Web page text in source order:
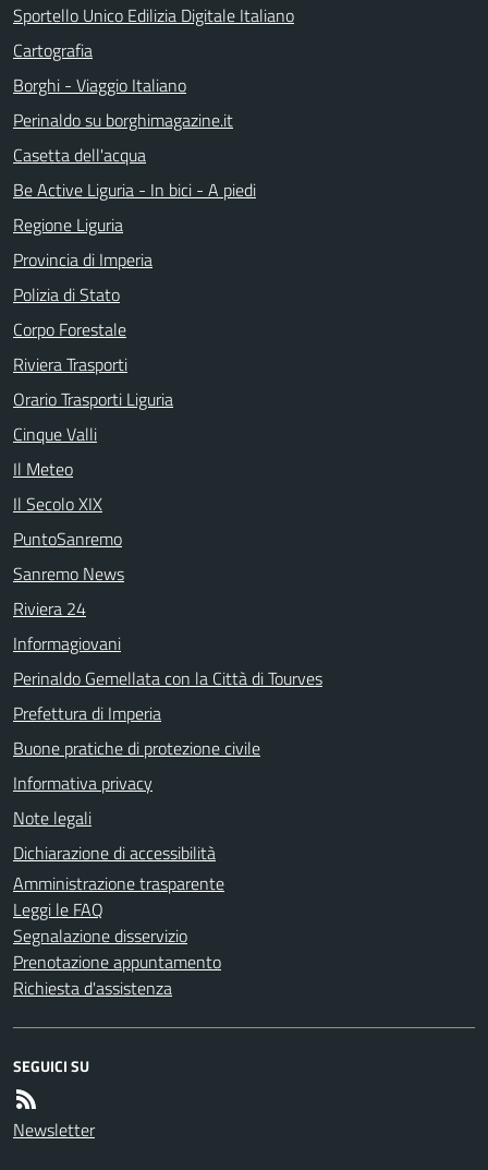
Sportello Unico Edilizia Digitale Italiano
Cartografia
Borghi - Viaggio Italiano
Perinaldo su borghimagazine.it
Casetta dell'acqua
Be Active Liguria - In bici - A piedi
Regione Liguria
Provincia di Imperia
Polizia di Stato
Corpo Forestale
Riviera Trasporti
Orario Trasporti Liguria
Cinque Valli
Il Meteo
Il Secolo XIX
PuntoSanremo
Sanremo News
Riviera 24
Informagiovani
Perinaldo Gemellata con la Città di Tourves
Prefettura di Imperia
Buone pratiche di protezione civile
Informativa privacy
Note legali
Dichiarazione di accessibilità
Amministrazione trasparente
Leggi le FAQ
Segnalazione disservizio
Prenotazione appuntamento
Richiesta d'assistenza
SEGUICI SU
Newsletter